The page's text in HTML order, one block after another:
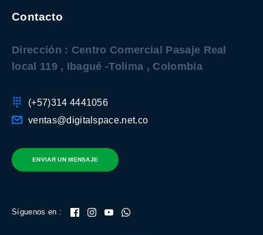
Contacto
Dirección : Centro Comercial Pasaje Real
local 119 , Ibagué -Tolima , Colombia
(+57)314 4441056
ventas@digitalspace.net.co
ENVIAR UN MENSAJE
Síguenos en :